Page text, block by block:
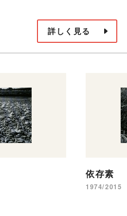
コレクション コレクシ
ンを巻き戻す2nd
詳しく見る
依存素
1974/2015